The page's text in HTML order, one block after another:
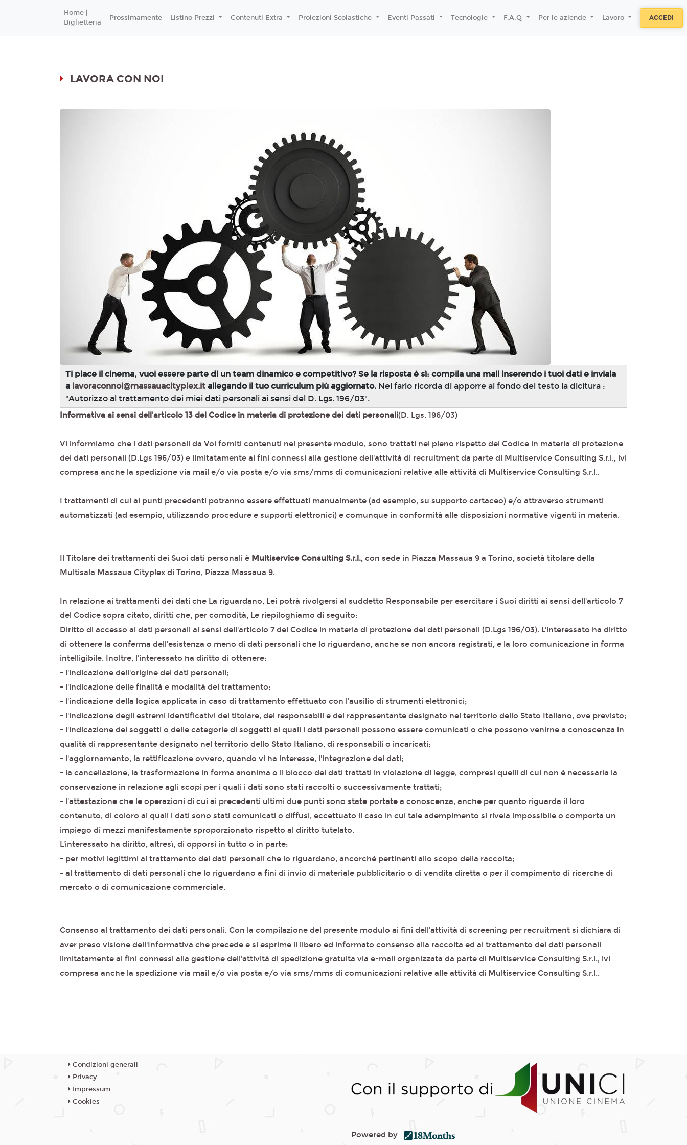
Home |
Biglietteria
Prossimamente Listino Prezzi Contenuti Extra Proiezioni Scolastiche Eventi Passati Tecnologie F.A.Q Per le aziende Lavoro ACCEDI
LAVORA CON NOI
Ti piace il cinema, vuoi essere parte di un team dinamico e competitivo? Se la risposta è sì: compila una mail inserendo i tuoi dati e inviala
a lavoraconnoi@massauacityplex.it allegando il tuo curriculum più aggiornato. Nel farlo ricorda di apporre al fondo del testo la dicitura :
"Autorizzo al trattamento dei miei dati personali ai sensi del D. Lgs. 196/03".
Informativa ai sensi dell'articolo 13 del Codice in materia di protezione dei dati personali(D. Lgs. 196/03)
Vi informiamo che i dati personali da Voi forniti contenuti nel presente modulo, sono trattati nel pieno rispetto del Codice in materia di protezione
dei dati personali (D.Lgs 196/03) e limitatamente ai fini connessi alla gestione dell'attività di recruitment da parte di Multiservice Consulting S.r.l., ivi
compresa anche la spedizione via mail e/o via posta e/o via sms/mms di comunicazioni relative alle attività di Multiservice Consulting S.r.l..
I trattamenti di cui ai punti precedenti potranno essere effettuati manualmente (ad esempio, su supporto cartaceo) e/o attraverso strumenti
automatizzati (ad esempio, utilizzando procedure e supporti elettronici) e comunque in conformità alle disposizioni normative vigenti in materia.
Il Titolare dei trattamenti dei Suoi dati personali è Multiservice Consulting S.r.l., con sede in Piazza Massaua 9 a Torino, società titolare della
Multisala Massaua Cityplex di Torino, Piazza Massaua 9.
In relazione ai trattamenti dei dati che La riguardano, Lei potrà rivolgersi al suddetto Responsabile per esercitare i Suoi diritti ai sensi dell'articolo 7
del Codice sopra citato, diritti che, per comodità, Le riepiloghiamo di seguito:
Diritto di accesso ai dati personali ai sensi dell'articolo 7 del Codice in materia di protezione dei dati personali (D.Lgs 196/03). L'interessato ha diritto
di ottenere la conferma dell'esistenza o meno di dati personali che lo riguardano, anche se non ancora registrati, e la loro comunicazione in forma
intelligibile. Inoltre, l'interessato ha diritto di ottenere:
- l'indicazione dell'origine dei dati personali;
- l'indicazione delle finalità e modalità del trattamento;
- l'indicazione della logica applicata in caso di trattamento effettuato con l'ausilio di strumenti elettronici;
- l'indicazione degli estremi identificativi del titolare, dei responsabili e del rappresentante designato nel territorio dello Stato Italiano, ove previsto;
- l'indicazione dei soggetti o delle categorie di soggetti ai quali i dati personali possono essere comunicati o che possono venirne a conoscenza in
qualità di rappresentante designato nel territorio dello Stato Italiano, di responsabili o incaricati;
- l'aggiornamento, la rettificazione ovvero, quando vi ha interesse, l'integrazione dei dati;
- la cancellazione, la trasformazione in forma anonima o il blocco dei dati trattati in violazione di legge, compresi quelli di cui non è necessaria la
conservazione in relazione agli scopi per i quali i dati sono stati raccolti o successivamente trattati;
- l'attestazione che le operazioni di cui ai precedenti ultimi due punti sono state portate a conoscenza, anche per quanto riguarda il loro
contenuto, di coloro ai quali i dati sono stati comunicati o diffusi, eccettuato il caso in cui tale adempimento si rivela impossibile o comporta un
impiego di mezzi manifestamente sproporzionato rispetto al diritto tutelato.
L'interessato ha diritto, altresì, di opporsi in tutto o in parte:
- per motivi legittimi al trattamento dei dati personali che lo riguardano, ancorché pertinenti allo scopo della raccolta;
- al trattamento di dati personali che lo riguardano a fini di invio di materiale pubblicitario o di vendita diretta o per il compimento di ricerche di
mercato o di comunicazione commerciale.
Consenso al trattamento dei dati personali. Con la compilazione del presente modulo ai fini dell'attività di screening per recruitment si dichiara di
aver preso visione dell'Informativa che precede e si esprime il libero ed informato consenso alla raccolta ed al trattamento dei dati personali
limitatamente ai fini connessi alla gestione dell'attività di spedizione gratuita via e-mail organizzata da parte di Multiservice Consulting S.r.l., ivi
compresa anche la spedizione via mail e/o via posta e/o via sms/mms di comunicazioni relative alle attività di Multiservice Consulting S.r.l..
Condizioni generali
Privacy
Impressum
Cookies
Powered by